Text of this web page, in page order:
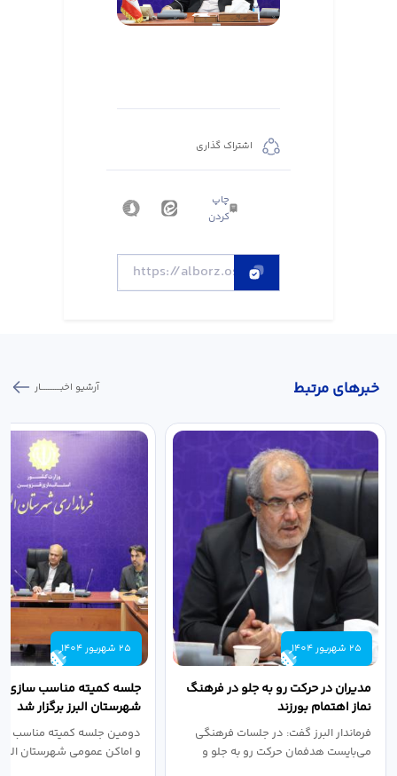
اشتراک گذاری
چاپ
کردن
خبر‌های مرتبط آرشیو اخبـــــــــــار
25 شهریور 1404
مدیران در حرکت رو به جلو در فرهنگ
نماز اهتمام بورزند
فرماندار البرز گفت: در جلسات فرهنگی
می‌بایست هدفمان حرکت رو به جلو و
25 شهریور 1404
جلسه کمیته مناسب سازی
شهرستان البرز برگزار شد
دومین جلسه کمیته مناسب
و اماکن عمومی شهرستان